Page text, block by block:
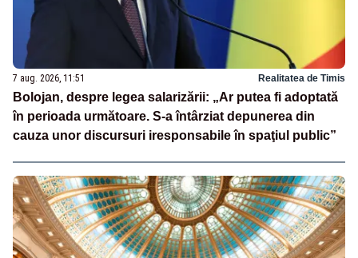
7 aug. 2026, 11:51 Realitatea de Timis
Bolojan, despre legea salarizării: „Ar putea fi adoptată
în perioada următoare. S-a întârziat depunerea din
cauza unor discursuri iresponsabile în spaţiul public”